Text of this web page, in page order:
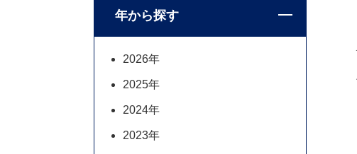
年から探す
2026年
2025年
2024年
2023年